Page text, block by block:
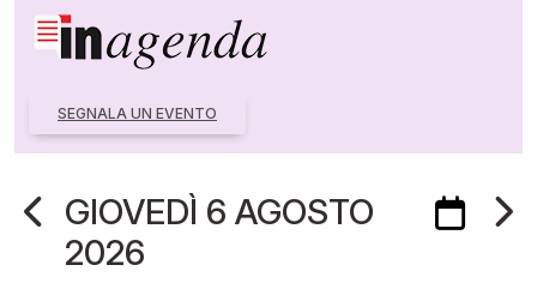
SEGNALA UN EVENTO
GIOVEDÌ 6 AGOSTO
2026